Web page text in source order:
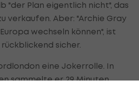
"der Plan eigentlich nicht", das
verkaufen. Aber: "Archie Gray
wechseln können", ist
sicher.
eine Jokerrolle. In
sammelte er 29 Minuten.